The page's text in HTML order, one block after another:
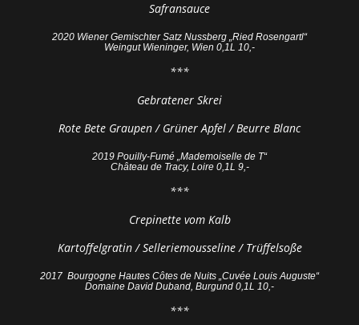
Safransauce
2020 Wiener Gemischter Satz Nussberg „Ried Rosengartl“
Weingut Wieninger, Wien 0,1L 10,-
***
Gebratener Skrei
Rote Bete Graupen / Grüner Apfel / Beurre Blanc
2019 Pouilly-Fumé „Mademoiselle de T“
Château de Tracy, Loire 0,1L 9,-
***
Crepinette vom Kalb
Kartoffelgratin / Selleriemousseline / Trüffelsoße
2017 Bourgogne Hautes Côtes de Nuits „Cuvée Louis Auguste“
Domaine David Duband, Burgund 0,1L 10,-
***